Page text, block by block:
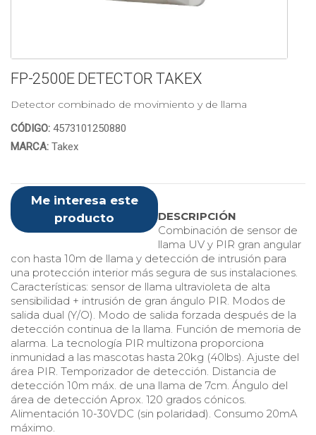
FP-2500E DETECTOR TAKEX
Detector combinado de movimiento y de llama
CÓDIGO: 4573101250880
MARCA: Takex
Me interesa este
producto
DESCRIPCIÓN
Combinación de sensor de
llama UV y PIR gran angular
con hasta 10m de llama y detección de intrusión para
una protección interior más segura de sus instalaciones.
Características: sensor de llama ultravioleta de alta
sensibilidad + intrusión de gran ángulo PIR. Modos de
salida dual (Y/O). Modo de salida forzada después de la
detección continua de la llama. Función de memoria de
alarma. La tecnología PIR multizona proporciona
inmunidad a las mascotas hasta 20kg (40lbs). Ajuste del
área PIR. Temporizador de detección. Distancia de
detección 10m máx. de una llama de 7cm. Ángulo del
área de detección Aprox. 120 grados cónicos.
Alimentación 10-30VDC (sin polaridad). Consumo 20mA
máximo.